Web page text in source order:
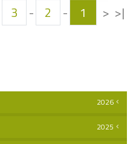
|<
<
1
-
2
-
3
2026
2025